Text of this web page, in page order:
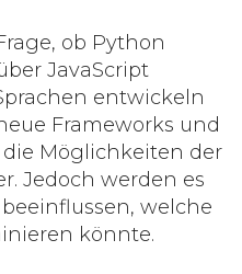
ob Python
JavaScript
entwickeln
Frameworks und
Möglichkeiten der
Jedoch werden es
welche
könnte.